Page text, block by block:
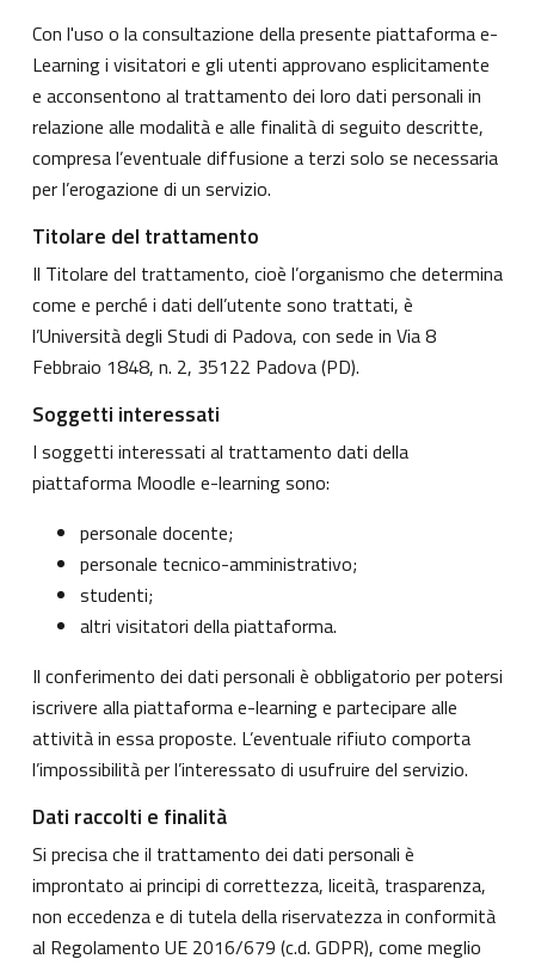
Con l'uso o la consultazione della presente piattaforma e-
Learning i visitatori e gli utenti approvano esplicitamente
e acconsentono al trattamento dei loro dati personali in
relazione alle modalità e alle finalità di seguito descritte,
compresa l’eventuale diffusione a terzi solo se necessaria
per l’erogazione di un servizio.
Titolare del trattamento
Il Titolare del trattamento, cioè l’organismo che determina
come e perché i dati dell’utente sono trattati, è
l’Università degli Studi di Padova, con sede in Via 8
Febbraio 1848, n. 2, 35122 Padova (PD).
Soggetti interessati
I soggetti interessati al trattamento dati della
piattaforma Moodle e-learning sono:
personale docente;
personale tecnico-amministrativo;
studenti;
altri visitatori della piattaforma.
Il conferimento dei dati personali è obbligatorio per potersi
iscrivere alla piattaforma e-learning e partecipare alle
attività in essa proposte. L’eventuale rifiuto comporta
l’impossibilità per l’interessato di usufruire del servizio.
Dati raccolti e finalità
Si precisa che il trattamento dei dati personali è
improntato ai principi di correttezza, liceità, trasparenza,
non eccedenza e di tutela della riservatezza in conformità
al Regolamento UE 2016/679 (c.d. GDPR), come meglio